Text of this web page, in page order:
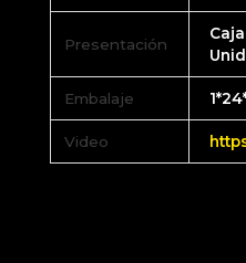
Presentación
Embalaje
Video